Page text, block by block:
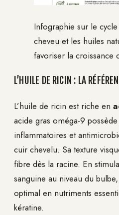
Infographie sur le
cheveu et les huiles
favoriser la croissance
L’HUILE DE RICIN : LA
L’huile de ricin est riche en
acide gras oméga-9
inflammatoires et
cuir chevelu. Sa texture
fibre dès la racine. En
sanguine au niveau du
optimal en nutriments
kératine.